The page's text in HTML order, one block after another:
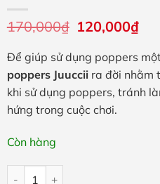
170,000₫
Giá
gốc
170,000₫.
120,000₫Giá
hiện
là:
Để giúp sử dụng poppers
poppers Juucciira đời nhằm
khi sử dụng poppers, tránh
hứng trong cuộc chơi.
Còn hàng